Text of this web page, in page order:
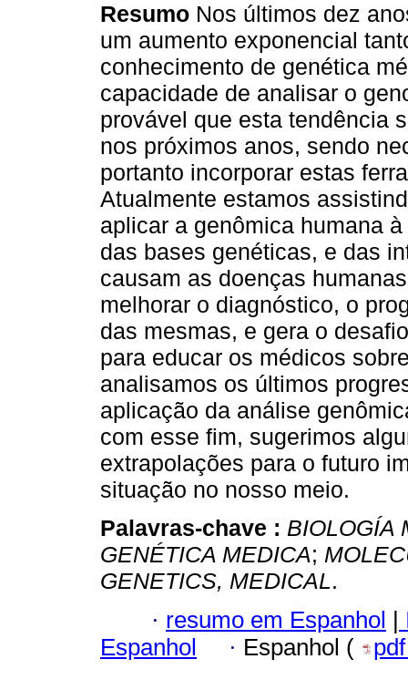
Resumo Nos últimos dez
um aumento exponencial
conhecimento de genética
capacidade de analisar o
provável que esta tendência
nos próximos anos, sendo
portanto incorporar estas
Atualmente estamos
aplicar a genômica humana
das bases genéticas, e das
causam as doenças
melhorar o diagnóstico, o
das mesmas, e gera o
para educar os médicos
analisamos os últimos
aplicação da análise
com esse fim, sugerimos
extrapolações para o futuro
situação no nosso meio.
Palavras-chave : BIOLOGÍA
GENÉTICA MEDICA;
GENETICS, MEDICAL.
· resumo em Espanhol |
Espanhol
· Espanhol (